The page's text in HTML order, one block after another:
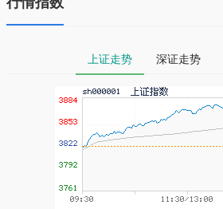
上证走势 深证走势